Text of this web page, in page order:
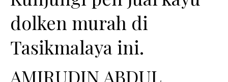
dolken murah di
Tasikmalaya ini.
AMIRUDIN ABDUL